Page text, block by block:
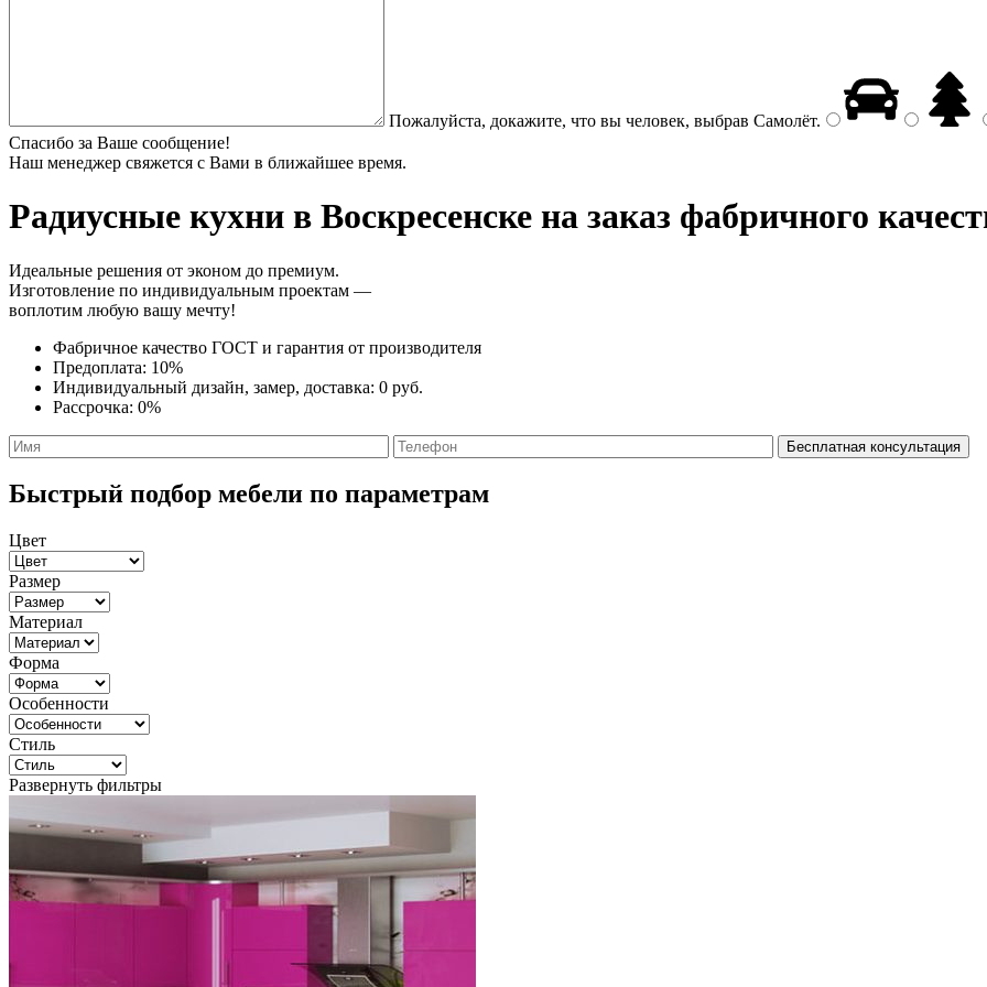
Пожалуйста, докажите, что вы человек, выбрав Самолёт.
Спасибо за Ваше сообщение!
Наш менеджер свяжется с Вами в ближайшее время.
Радиусные кухни в Воскресенске на заказ фабричного
Идеальные решения от эконом до премиум.
Изготовление по индивидуальным проектам —
воплотим любую вашу мечту!
Фабричное качество ГОСТ и гарантия от производителя
Предоплата: 10%
Индивидуальный дизайн, замер, доставка: 0 руб.
Рассрочка: 0%
Быстрый подбор мебели по параметрам
Цвет
Размер
Материал
Форма
Особенности
Стиль
Развернуть фильтры